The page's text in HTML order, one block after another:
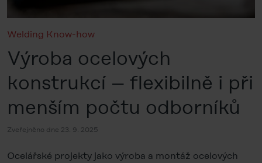
Welding Know-how
Výroba ocelových
konstrukcí – flexibilně i při
menším počtu odborníků
Zveřejněno dne 23. 9. 2025
Ocelářské projekty jako výroba a montáž ocelových